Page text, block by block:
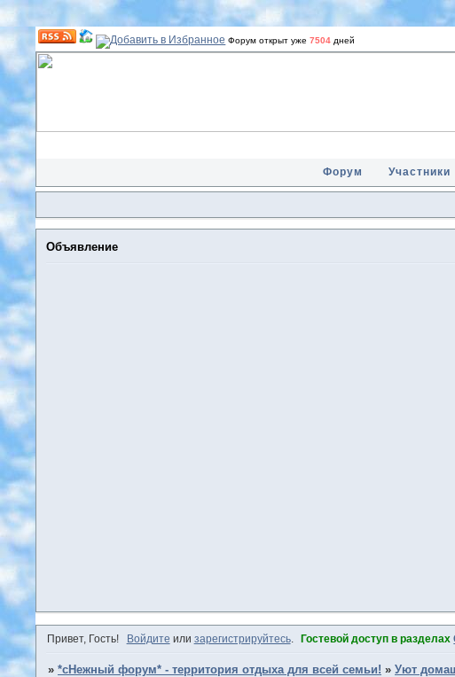
Форум открыт уже7504 дней
Форум Участники
Объявление
Привет, Гость! Войдите или зарегистрируйтесь. Гостевой доступ в разделах
» *сНежный форум* - территория отдыха для всей семьи! » Уют